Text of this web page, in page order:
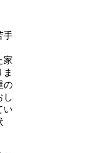
手
家
の
し
い